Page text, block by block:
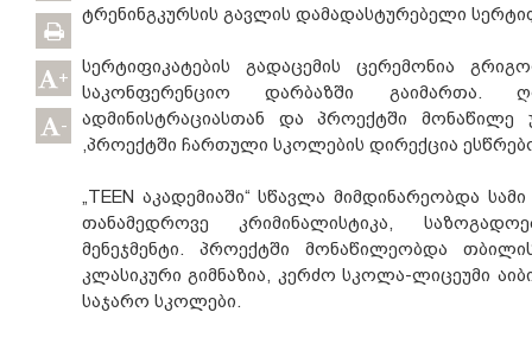
+
-
ტრენინგკურსის გავლის დამადასტურებელი
სერტიფიკატების გადაცემის ცერემონია
საკონფერენციო დარბაზში გაიმართა.
ადმინისტრაციასთან და პროექტში
,პროექტში ჩართული სკოლების დირექცია
„TEEN აკადემიაში“ სწავლა მიმდინარეობდა
თანამედროვე კრიმინალისტიკა,
მენეჯმენტი. პროექტში მონაწილეობდა
კლასიკური გიმნაზია, კერძო სკოლა-ლიცეუმი
საჯარო სკოლები.